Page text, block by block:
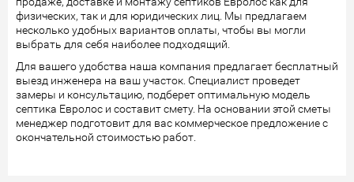
физических, так и для юридических лиц. Мы предлагаем
несколько удобных вариантов оплаты, чтобы вы могли
выбрать для себя наиболее подходящий.
Для вашего удобства наша компания предлагает бесплатный
выезд инженера на ваш участок. Специалист проведет
замеры и консультацию, подберет оптимальную модель
септика Евролос и составит смету. На основании этой сметы
менеджер подготовит для вас коммерческое предложение с
окончательной стоимостью работ.